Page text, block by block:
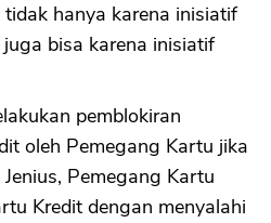
hanya karena inisiatif
bisa karena inisiatif
pemblokiran
oleh Pemegang Kartu jika
Pemegang Kartu
Kredit dengan menyalahi